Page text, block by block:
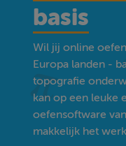
basis
Wil jij online
Europa landen -
topografie
kan op een leuke
oefensoftware
makkelijk het